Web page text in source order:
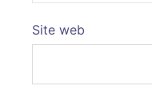
Site web